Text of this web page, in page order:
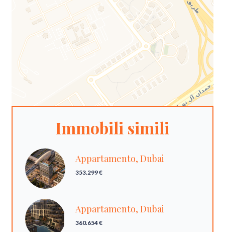
Immobili simili
Appartamento, Dubai
353.299 €
Appartamento, Dubai
360.654 €